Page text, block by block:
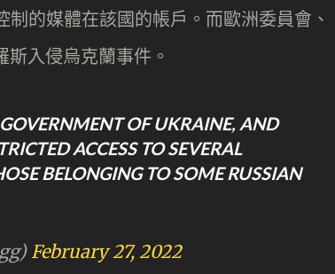
的媒體在該國的帳戶。而歐洲委員會、
入侵烏克蘭事件。
OF UKRAINE, AND
ACCESS TO SEVERAL
BELONGING TO SOME RUSSIAN
February 27, 2022